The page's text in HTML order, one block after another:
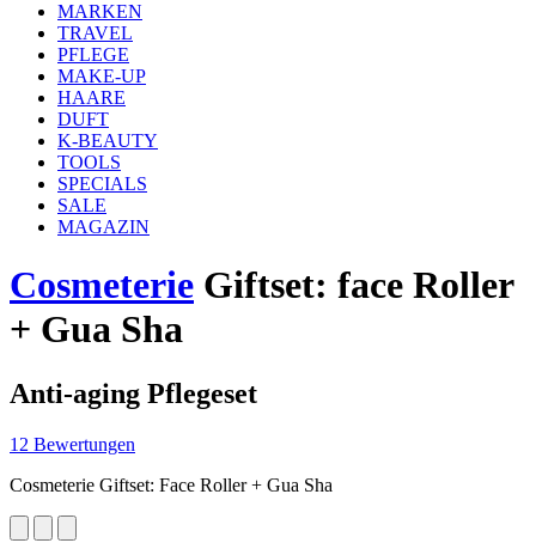
MARKEN
TRAVEL
PFLEGE
MAKE-UP
HAARE
DUFT
K-BEAUTY
TOOLS
SPECIALS
SALE
MAGAZIN
Cosmeterie Giftset: face Roller
+ Gua Sha
Anti-aging Pflegeset
12 Bewertungen
Cosmeterie Giftset: Face Roller + Gua Sha